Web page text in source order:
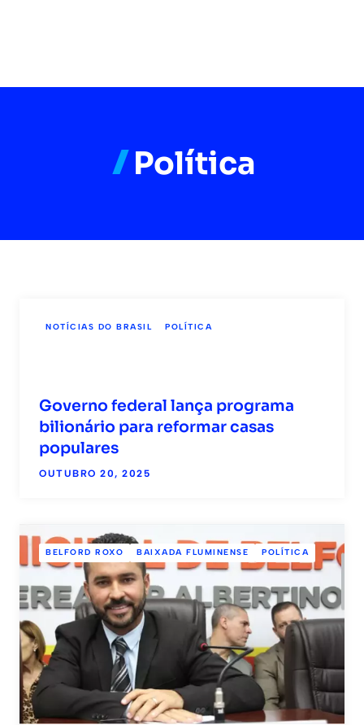
Política
NOTÍCIAS DO BRASIL POLÍTICA
Governo federal lança programa
bilionário para reformar casas
populares
OUTUBRO 20, 2025
BELFORD ROXO BAIXADA FLUMINENSE POLÍTICA